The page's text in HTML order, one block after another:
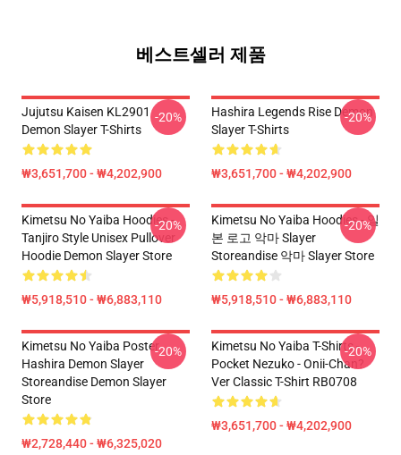
베스트셀러 제품
Jujutsu Kaisen KL2901
Demon Slayer T-Shirts
₩3,651,700 - ₩4,202,900
-20%
Hashira Legends Rise Demon
Slayer T-Shirts
₩3,651,700 - ₩4,202,900
-20%
Kimetsu No Yaiba Hoodies -
Tanjiro Style Unisex Pullover
Hoodie Demon Slayer Store
₩5,918,510 - ₩6,883,110
-20%
Kimetsu No Yaiba Hoodies - 일
본 로고 악마 Slayer
Storeandise 악마 Slayer Store
₩5,918,510 - ₩6,883,110
-20%
Kimetsu No Yaiba Poster
Hashira Demon Slayer
Storeandise Demon Slayer
Store
₩2,728,440 - ₩6,325,020
-20%
Kimetsu No Yaiba T-Shirts -
Pocket Nezuko - Onii-Chan?
Ver Classic T-Shirt RB0708
₩3,651,700 - ₩4,202,900
-20%